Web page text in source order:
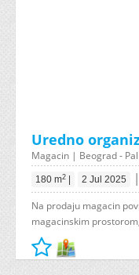
Uredno
Magacin | Beograd -
180 m2 2 Jul 2025 |
Na prodaju magacin
magacinskim